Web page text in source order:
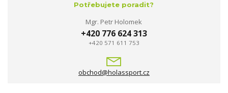
Potřebujete poradit?
Mgr. Petr Holomek
+420 776 624 313
+420 571 611 753
obchod@holassport.cz